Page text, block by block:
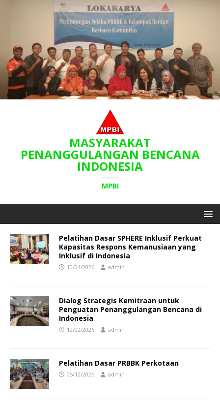
MASYARAKAT
PENANGGULANGAN BENCANA
INDONESIA
MPBI
Pelatihan Dasar SPHERE Inklusif Perkuat
Kapasitas Respons Kemanusiaan yang
Inklusif di Indonesia
10/04/2026 admin
Dialog Strategis Kemitraan untuk
Penguatan Penanggulangan Bencana di
Indonesia
12/02/2026 admin
Pelatihan Dasar PRBBK Perkotaan
05/12/2025 admin